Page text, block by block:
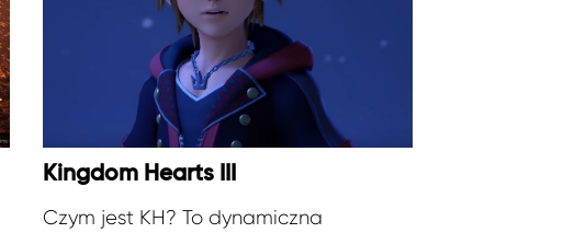
Kingdom Hearts III
Czym jest KH? To dynamiczna